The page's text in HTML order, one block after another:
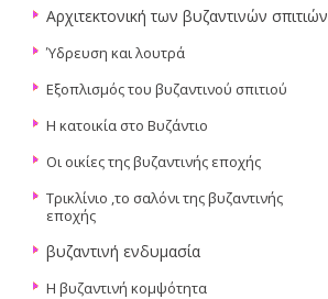
Αρχιτεκτονική των βυζαντινών σπιτιών
Ύδρευση και λουτρά
Eξοπλισμός του βυζαντινού σπιτιού
Η κατοικία στο Βυζάντιο
Οι οικίες της βυζαντινής εποχής
Τρικλίνιο ,το σαλόνι της βυζαντινής
εποχής
βυζαντινή ενδυμασία
Η βυζαντινή κομψότητα